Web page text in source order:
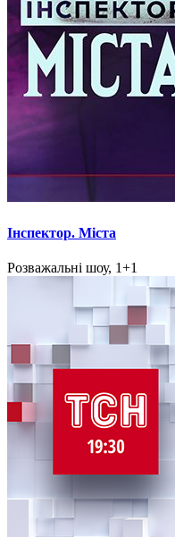
Інспектор. Міста
Розважальні шоу, 1+1